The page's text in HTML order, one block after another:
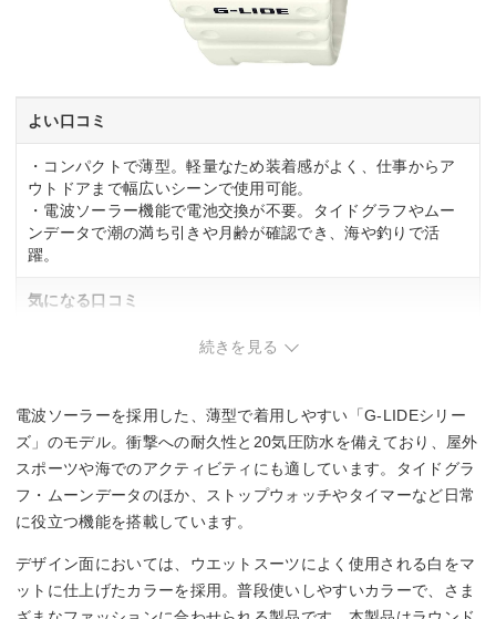
よい口コミ
・コンパクトで薄型。軽量なため装着感がよく、仕事からア
ウトドアまで幅広いシーンで使用可能。
・電波ソーラー機能で電池交換が不要。タイドグラフやムー
ンデータで潮の満ち引きや月齢が確認でき、海や釣りで活
躍。
気になる口コミ
・タイドグラフが搭載されている分、文字盤が小さく見えに
続きを見る
電波ソーラーを採用した、薄型で着用しやすい「G-LIDEシリー
ズ」のモデル。衝撃への耐久性と20気圧防水を備えており、屋外
スポーツや海でのアクティビティにも適しています。タイドグラ
フ・ムーンデータのほか、ストップウォッチやタイマーなど日常
に役立つ機能を搭載しています。
デザイン面においては、ウエットスーツによく使用される白をマ
ットに仕上げたカラーを採用。普段使いしやすいカラーで、さま